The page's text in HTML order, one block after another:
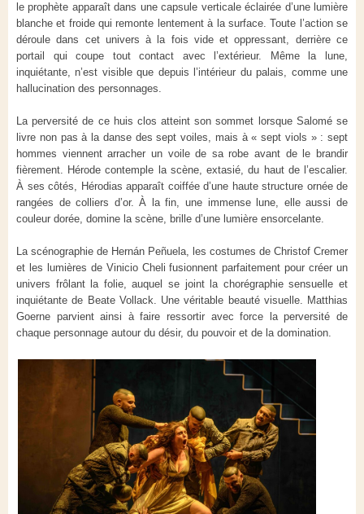
le prophète apparaît dans une capsule verticale éclairée d’une lumière
blanche et froide qui remonte lentement à la surface. Toute l’action se
déroule dans cet univers à la fois vide et oppressant, derrière ce
portail qui coupe tout contact avec l’extérieur. Même la lune,
inquiétante, n’est visible que depuis l’intérieur du palais, comme une
hallucination des personnages.
La perversité de ce huis clos atteint son sommet lorsque Salomé se
livre non pas à la danse des sept voiles, mais à « sept viols » : sept
hommes viennent arracher un voile de sa robe avant de le brandir
fièrement. Hérode contemple la scène, extasié, du haut de l’escalier.
À ses côtés, Hérodias apparaît coiffée d’une haute structure ornée de
rangées de colliers d’or. À la fin, une immense lune, elle aussi de
couleur dorée, domine la scène, brille d’une lumière ensorcelante.
La scénographie de Hernán Peñuela, les costumes de Christof Cremer
et les lumières de Vinicio Cheli fusionnent parfaitement pour créer un
univers frôlant la folie, auquel se joint la chorégraphie sensuelle et
inquiétante de Beate Vollack. Une véritable beauté visuelle. Matthias
Goerne parvient ainsi à faire ressortir avec force la perversité de
chaque personnage autour du désir, du pouvoir et de la domination.